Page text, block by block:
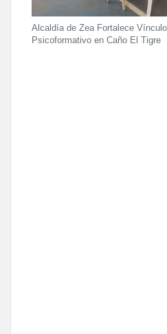
Alcaldía de Zea Fortalece
Psicoformativo en Caño El Tigre